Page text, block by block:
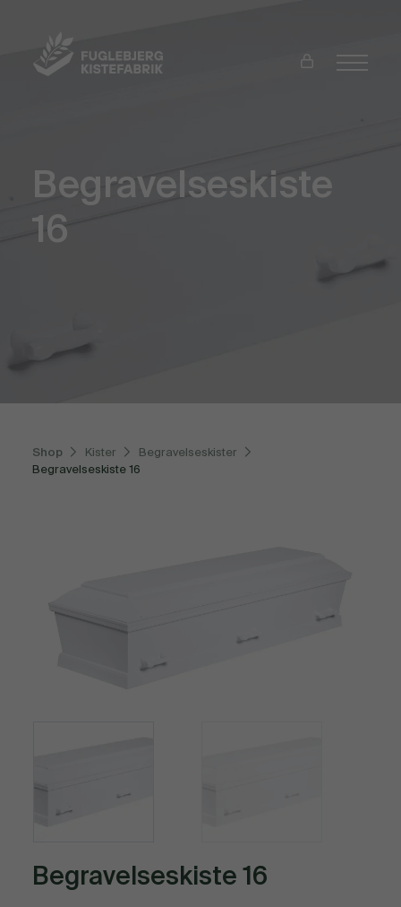
Begravelseskiste
16
Shop Kister
Begravelseskister
Begravelseskiste 16
Begravelseskiste 16